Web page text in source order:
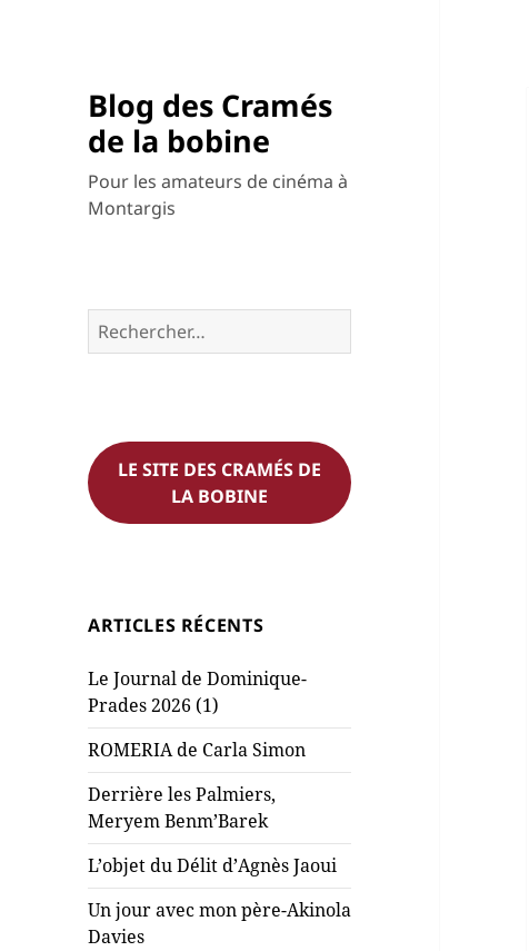
Blog des Cramés
de la bobine
Pour les amateurs de cinéma à
Montargis
Rechercher :
LE SITE DES CRAMÉS DE
LA BOBINE
ARTICLES RÉCENTS
Le Journal de Dominique-
Prades 2026 (1)
ROMERIA de Carla Simon
Derrière les Palmiers,
Meryem Benm’Barek
L’objet du Délit d’Agnès Jaoui
Un jour avec mon père-Akinola
Davies